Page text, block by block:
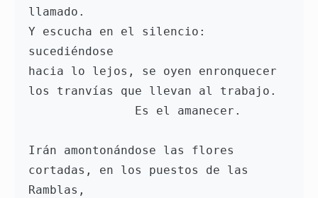
llamado.
Y escucha en el silencio:
sucediéndose
hacia lo lejos, se oyen enronquecer
los tranvías que llevan al trabajo.
Irán amontonándose las flores
cortadas, en los puestos de las
Ramblas,